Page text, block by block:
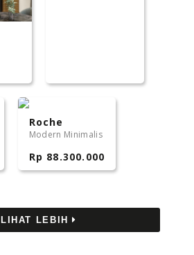
Roche
Modern Minimalis
Rp 88.300.000
LIHAT LEBIH